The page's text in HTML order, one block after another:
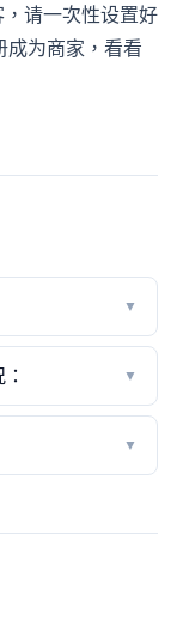
请一次性设置好
成为商家 ，看看
▼
▼
▼